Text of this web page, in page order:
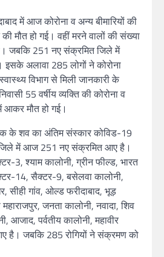
में आज कोरोना व अन्य बीमारियों की
मौत हो गई। वहीं मरने वालों की संख्या
जबकि 251 नए संक्रमित जिले में
इसके अलावा 285 लोगों ने कोरोना
विभाग से मिली जानकारी के
55 वर्षीय व्यक्ति की कोरोना व
आकर मौत हो गई।
के शव का अंतिम संस्कार कोविड-19
में आज 251 नए संक्रमित आए है।
3, श्याम कालोनी, ग्रीन फील्ड, भारत
14, सैक्टर-9, बसेलवा कालोनी,
सीही गांव, ओल्ड फरीदाबाद, भूड़
जनता कालोनी, नवादा, शिव
आजाद, पर्वतीय कालोनी, महावीर
है। जबकि 285 रोगियों ने संक्रमण को